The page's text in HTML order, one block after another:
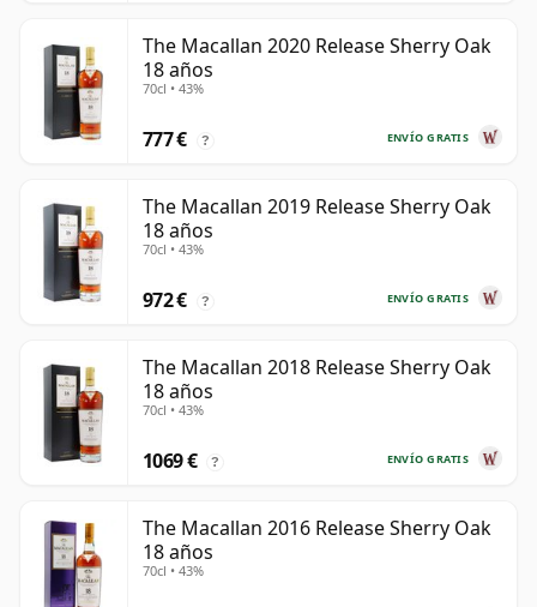
The Macallan 2020 Release Sherry Oak
18 años
70cl • 43%
ENVÍO GRATIS
777 € ?
The Macallan 2019 Release Sherry Oak
18 años
70cl • 43%
ENVÍO GRATIS
972 € ?
The Macallan 2018 Release Sherry Oak
18 años
70cl • 43%
ENVÍO GRATIS
1069 € ?
The Macallan 2016 Release Sherry Oak
18 años
70cl • 43%